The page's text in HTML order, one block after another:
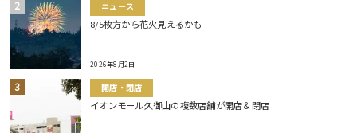
ニュース
8/5枚方から花火見えるかも
2026年8月2日
開店・閉店
イオンモール久御山の複数店舗が開店＆閉店